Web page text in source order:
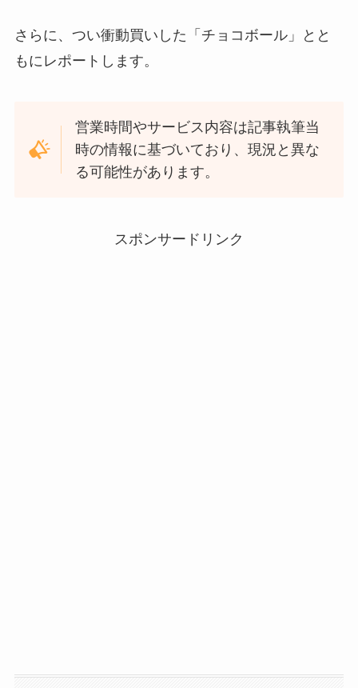
さらに、つい衝動買いした「チョコボール」とと
もにレポートします。
営業時間やサービス内容は記事執筆当
時の情報に基づいており、現況と異な
る可能性があります。
スポンサードリンク